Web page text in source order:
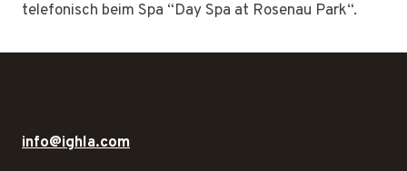
telefonisch beim Spa “Day Spa at Rosenau Park“.
info@ighla.com